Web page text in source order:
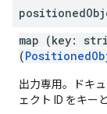
positioned
map (key:
(
出力専用。ドキ
ェクト ID をキー